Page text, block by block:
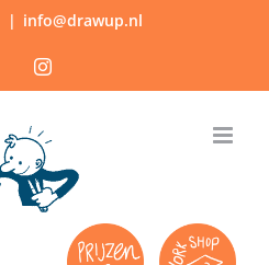
| info@drawup.nl
FacebookInstagram